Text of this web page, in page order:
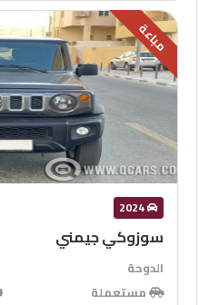
مباعة
2024
سوزوكي جيمني
الدوحة
مستعملة